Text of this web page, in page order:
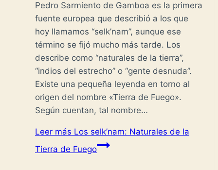
Pedro Sarmiento de Gamboa es la primera
fuente europea que describió a los que
hoy llamamos “selk’nam”, aunque ese
término se fijó mucho más tarde. Los
describe como “naturales de la tierra”,
“indios del estrecho” o “gente desnuda”.
Existe una pequeña leyenda en torno al
origen del nombre «Tierra de Fuego».
Según cuentan, tal nombre…
Leer más Los selk’nam: Naturales de la
Tierra de Fuego